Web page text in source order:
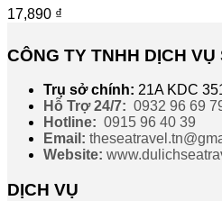
17,890 ₫
CÔNG TY TNHH DỊCH VỤ
Trụ sở chính: 21A KDC
Hỗ Trợ 24/7: 0932 96 69
Hotline: 0915 96 40 39
Email:
Website:
DỊCH VỤ